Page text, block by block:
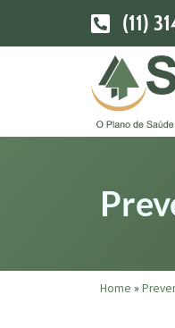
(11)
Home »